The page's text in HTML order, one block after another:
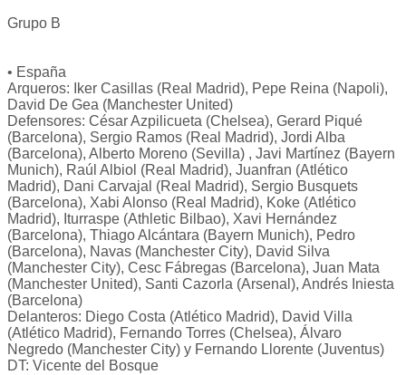
Grupo B
• España
Arqueros: Iker Casillas (Real Madrid), Pepe Reina (Napoli),
David De Gea (Manchester United)
Defensores: César Azpilicueta (Chelsea), Gerard Piqué
(Barcelona), Sergio Ramos (Real Madrid), Jordi Alba
(Barcelona), Alberto Moreno (Sevilla) , Javi Martínez (Bayern
Munich), Raúl Albiol (Real Madrid), Juanfran (Atlético
Madrid), Dani Carvajal (Real Madrid), Sergio Busquets
(Barcelona), Xabi Alonso (Real Madrid), Koke (Atlético
Madrid), Iturraspe (Athletic Bilbao), Xavi Hernández
(Barcelona), Thiago Alcántara (Bayern Munich), Pedro
(Barcelona), Navas (Manchester City), David Silva
(Manchester City), Cesc Fábregas (Barcelona), Juan Mata
(Manchester United), Santi Cazorla (Arsenal), Andrés Iniesta
(Barcelona)
Delanteros: Diego Costa (Atlético Madrid), David Villa
(Atlético Madrid), Fernando Torres (Chelsea), Álvaro
Negredo (Manchester City) y Fernando Llorente (Juventus)
DT: Vicente del Bosque